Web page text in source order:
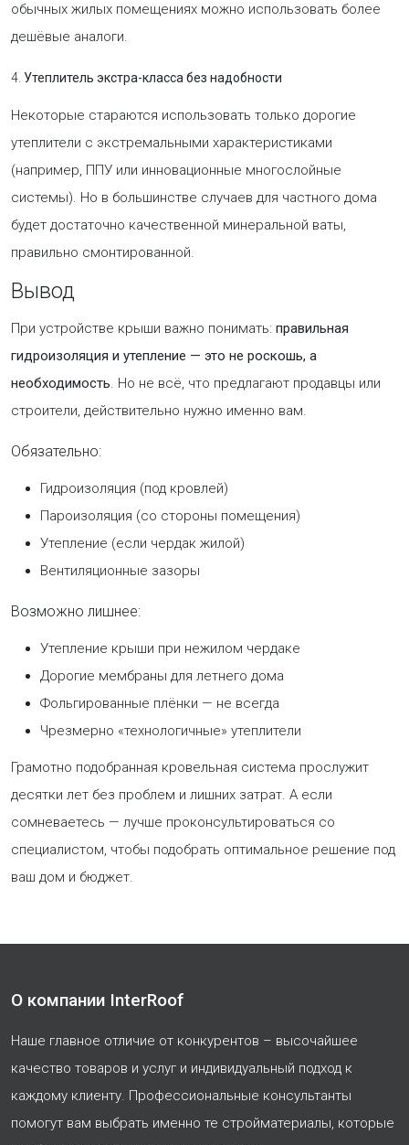
обычных жилых помещениях можно использовать более
дешёвые аналоги.
4. Утеплитель экстра-класса без надобности
Некоторые стараются использовать только дорогие
утеплители с экстремальными характеристиками
(например, ППУ или инновационные многослойные
системы). Но в большинстве случаев для частного дома
будет достаточно качественной минеральной ваты,
правильно смонтированной.
Вывод
При устройстве крыши важно понимать: правильная
гидроизоляция и утепление — это не роскошь, а
необходимость. Но не всё, что предлагают продавцы или
строители, действительно нужно именно вам.
Обязательно:
Гидроизоляция (под кровлей)
Пароизоляция (со стороны помещения)
Утепление (если чердак жилой)
Вентиляционные зазоры
Возможно лишнее:
Утепление крыши при нежилом чердаке
Дорогие мембраны для летнего дома
Фольгированные плёнки — не всегда
Чрезмерно «технологичные» утеплители
Грамотно подобранная кровельная система прослужит
десятки лет без проблем и лишних затрат. А если
сомневаетесь — лучше проконсультироваться со
специалистом, чтобы подобрать оптимальное решение под
ваш дом и бюджет.
О компании InterRoof
Наше главное отличие от конкурентов – высочайшее
качество товаров и услуг и индивидуальный подход к
каждому клиенту. Профессиональные консультанты
помогут вам выбрать именно те стройматериалы, которые